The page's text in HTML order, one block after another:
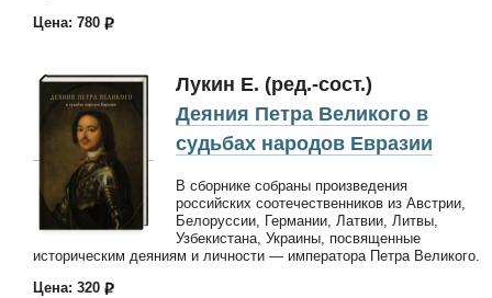
Цена: 780
Лукин Е. (ред.-сост.)
Деяния Петра Великого в
судьбах народов Евразии
В сборнике собраны произведения
российских соотечественников из Австрии,
Белоруссии, Германии, Латвии, Литвы,
Узбекистана, Украины, посвященные
историческим деяниям и личности — императора Петра Великого.
Цена: 320